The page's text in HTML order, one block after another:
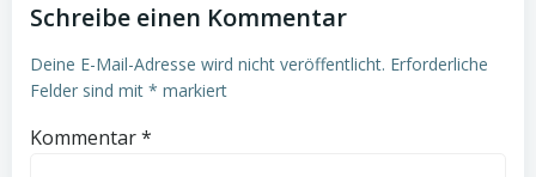
Schreibe einen Kommentar
Deine E-Mail-Adresse wird nicht veröffentlicht. Erforderliche
Felder sind mit * markiert
Kommentar*